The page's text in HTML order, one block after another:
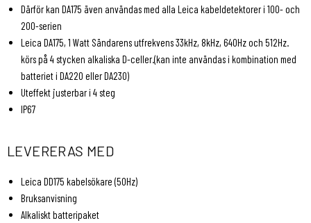
Därför kan DA175 även användas med alla Leica kabeldetektorer i 100- och
200-serien
Leica DA175, 1 Watt Sändarens utfrekvens 33kHz, 8kHz, 640Hz och 512Hz.
körs på 4 stycken alkaliska D-celler.(kan inte användas i kombination med
batteriet i DA220 eller DA230)
Uteffekt justerbar i 4 steg
IP67
LEVERERAS MED
Leica DD175 kabelsökare (50Hz)
Bruksanvisning
Alkaliskt batteripaket